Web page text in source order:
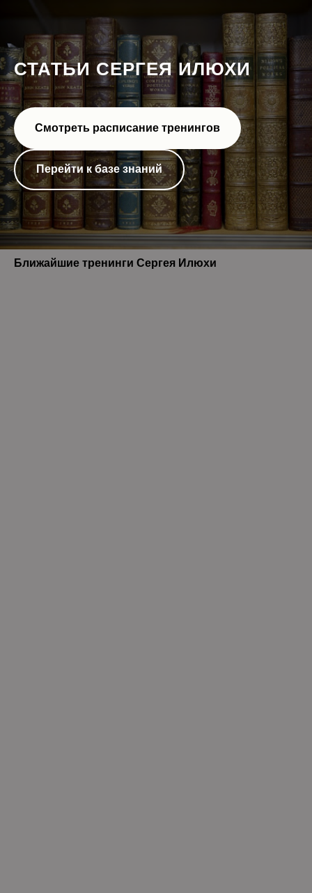
СТАТЬИ СЕРГЕЯ ИЛЮХИ
Смотреть расписание тренингов
Перейти к базе знаний
Ближайшие тренинги Сергея Илюхи